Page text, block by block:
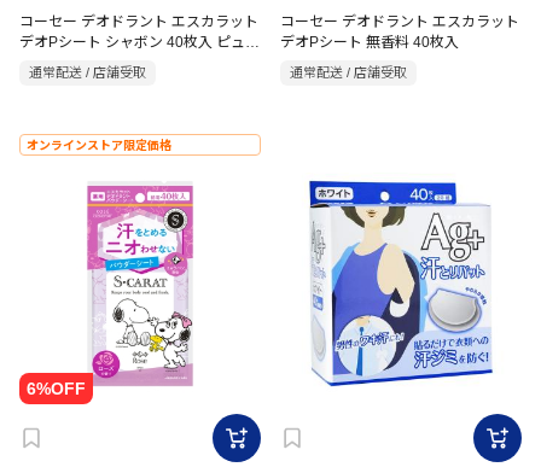
コーセー デオドラント エスカラット
デオPシート シャボン 40枚入 ピュア
シャボン
通常配送 / 店舗受取
コーセー デオドラント エスカラット
デオPシート 無香料 40枚入
通常配送 / 店舗受取
オンラインストア限定価格